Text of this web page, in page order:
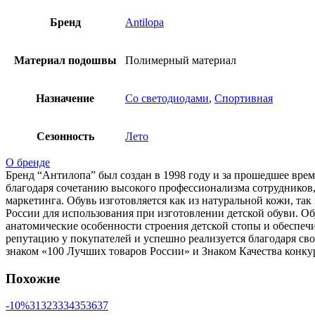
Бренд Antilopa
Материал подошвы Полимерный материал
Назначение Со светодиодами, Спортивная
Сезонность Лето
О бренде
Бренд “Антилопа” был создан в 1998 году и за прошедшее
благодаря сочетанию высокого профессионализма
маркетинга. Обувь изготовляется как из натуральной кожи,
России для использования при изготовлении детской обуви.
анатомические особенности строения детской стопы и
репутацию у покупателей и успешно реализуется благодаря
знаком «100 Лучших товаров России» и Знаком Качества
Похожие
-10%31323334353637